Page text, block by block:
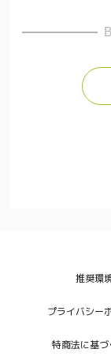
リアルタイ
推奨環
プライバシー
特商法に基づ